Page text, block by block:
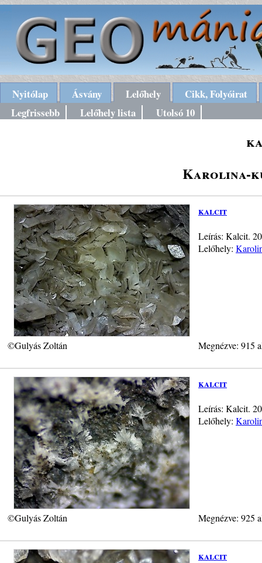
Nyitólap Ásvány Lelőhely
Cikk, Folyóirat
Legfrissebb
Lelőhely lista Utolsó 10
Karolina-
kalcit
Leírás: Kalcit.
Lelőhely:
©Gulyás Zoltán Megnézve: 915
kalcit
Leírás: Kalcit.
Lelőhely:
©Gulyás Zoltán Megnézve: 925
kalcit